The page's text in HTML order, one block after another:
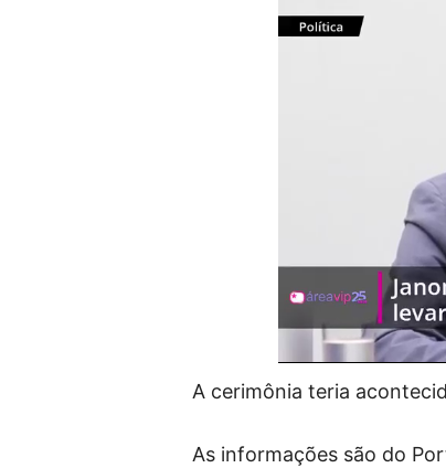
A cerimônia teria
As informações são do